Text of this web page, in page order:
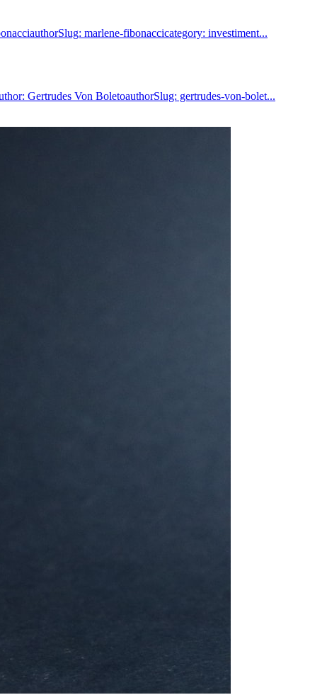
marlene-fibonaccicategory: investiment...
Gertrudes Von BoletoauthorSlug: gertrudes-von-bolet...